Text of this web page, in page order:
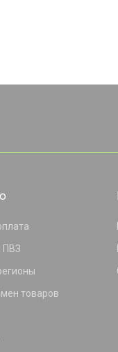
ПВЗ
товаров